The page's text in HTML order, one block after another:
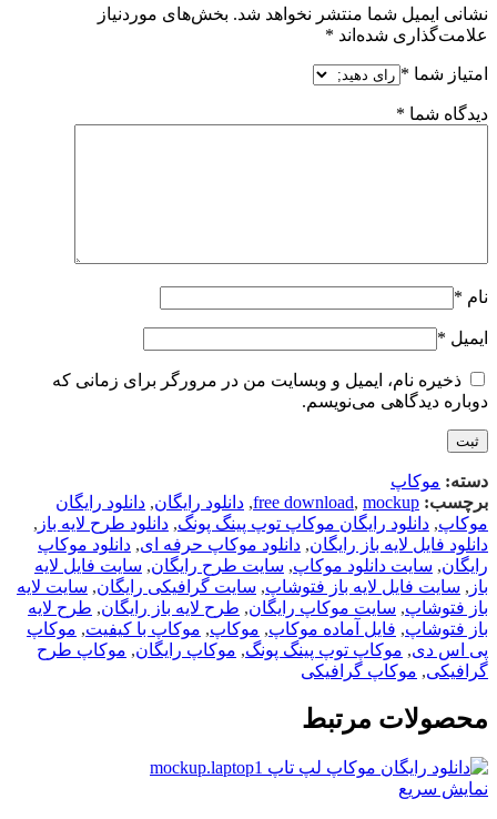
نشانی ایمیل شما منتشر نخواهد شد. بخش‌های موردنیاز
علامت‌گذاری شده‌اند *
امتیاز شما *
دیدگاه شما *
نام *
ایمیل *
ذخیره نام، ایمیل و وبسایت من در مرورگر برای زمانی که
دوباره دیدگاهی می‌نویسم.
دسته: موکاپ
برچسب:
free download, mockup
, دانلود رایگان, دانلود رایگان
موکاپ, دانلود رایگان موکاپ توپ پینگ پونگ, دانلود طرح لایه باز ,
دانلود فایل لایه باز رایگان, دانلود موکاپ حرفه ای, دانلود موکاپ
رایگان, سایت دانلود موکاپ, سایت طرح رایگان, سایت فایل لایه
باز , سایت فایل لایه باز فتوشاپ, سایت گرافیکی رایگان, سایت لایه
باز فتوشاپ, سایت موکاپ رایگان, طرح لایه باز رایگان, طرح لایه
باز فتوشاپ, فایل آماده موکاپ, موکاپ, موکاپ با کیفیت, موکاپ
پی اس دی, موکاپ توپ پینگ پونگ, موکاپ رایگان, موکاپ طرح
گرافیکی, موکاپ گرافیکی
محصولات مرتبط
نمایش سریع